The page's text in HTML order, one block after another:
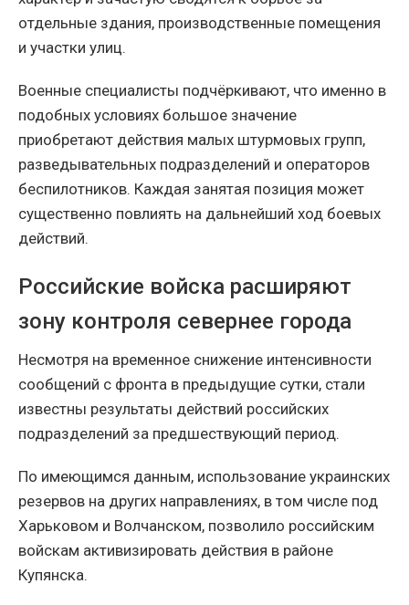
отдельные здания, производственные помещения
и участки улиц.
Военные специалисты подчёркивают, что именно в
подобных условиях большое значение
приобретают действия малых штурмовых групп,
разведывательных подразделений и операторов
беспилотников. Каждая занятая позиция может
существенно повлиять на дальнейший ход боевых
действий.
Российские войска расширяют
зону контроля севернее города
Несмотря на временное снижение интенсивности
сообщений с фронта в предыдущие сутки, стали
известны результаты действий российских
подразделений за предшествующий период.
По имеющимся данным, использование украинских
резервов на других направлениях, в том числе под
Харьковом и Волчанском, позволило российским
войскам активизировать действия в районе
Купянска.